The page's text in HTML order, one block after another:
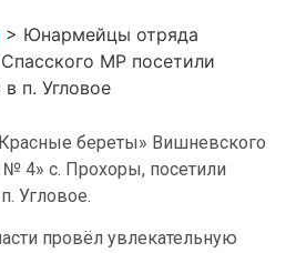
> Юнармейцы отряда
МР посетили
п. Угловое
береты» Вишневского
4» с. Прохоры, посетили
Угловое.
провёл увлекательную